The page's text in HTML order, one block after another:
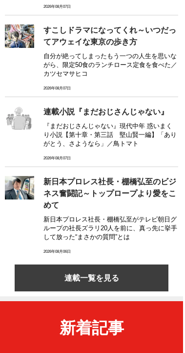
2026年08月07日
すこしドラマになってくれ～いつだっ
てアウェイな東京の歩き方
自分が絶ってしまったもう一つの人生を思いな
がら、限定50食のランチロース定食を食べた／
カツセマサヒコ
2026年08月07日
連載小説『まだおじさんじゃない』
『まだおじさんじゃない』現代中年 惑いまく
り小説【第十章・第三話 堅山賢一編】「あり
がとう、さようなら」／鳥トマト
2026年08月07日
新日本プロレス社長・棚橋弘至のビジ
ネス奮闘記～トップロープより愛をこ
めて
新日本プロレス社長・棚橋弘至がテレビ朝日グ
ループの社長ズラリ20人を前に、真っ先に挙手
して放った“まさかの質問”とは
2026年08月06日
連載一覧を見る
新着記事